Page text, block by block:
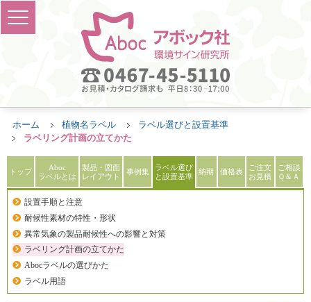
ホーム 植物名ラベル
ラベル選びと設置基準
ラベリング計画の立てかた
トップ
Aboc
ラベルとは
製品 ・図面
レイアウト
事例集 ラベル選び
と設置基準
納期 価格表
ご注文
お見積
ご相談
Ｑ＆Ａ
設置手順と注意
耐候性素材の特性・形状
異常気象の製品耐候性への影響と対策
ラベリング計画の立てかた
Abocラベルの選びかた
ラベル用語